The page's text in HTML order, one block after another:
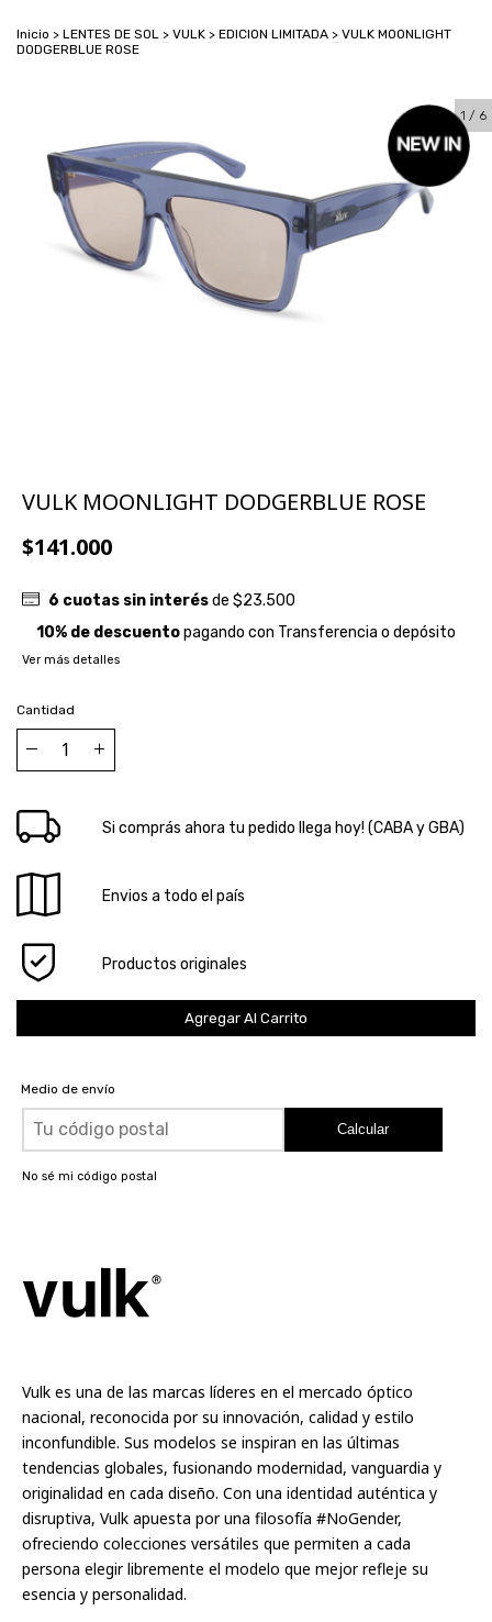
Inicio > LENTES DE SOL > VULK > EDICION LIMITADA > VULK MOONLIGHT
DODGERBLUE ROSE
1 / 6
VULK MOONLIGHT DODGERBLUE ROSE
$141.000
6 cuotas sin interésde $23.500
10% de descuentopagando con Transferencia o depósito
Ver más detalles
Cantidad
Si comprás ahora tu pedido llega hoy! (CABA y GBA)
Envios a todo el país
Productos originales
Medio de envío
Calcular
No sé mi código postal
Vulk es una de las marcas líderes en el mercado óptico
nacional, reconocida por su innovación, calidad y estilo
inconfundible. Sus modelos se inspiran en las últimas
tendencias globales, fusionando modernidad, vanguardia y
originalidad en cada diseño. Con una identidad auténtica y
disruptiva, Vulk apuesta por una filosofía #NoGender,
ofreciendo colecciones versátiles que permiten a cada
persona elegir libremente el modelo que mejor refleje su
esencia y personalidad.